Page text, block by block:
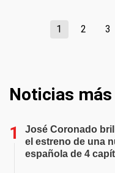
1 2 3
Noticias
José Coronado
el estreno de una
española de 4